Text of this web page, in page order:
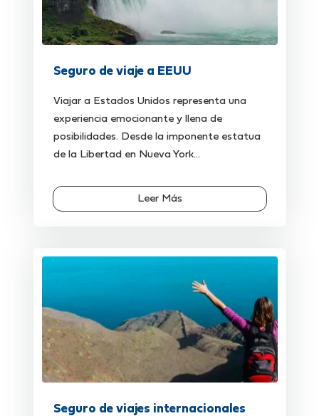
Seguro de viaje a EEUU
Viajar a Estados Unidos representa una
experiencia emocionante y llena de
posibilidades. Desde la imponente estatua
de la Libertad en Nueva York...
Leer Más
Seguro de viajes internacionales